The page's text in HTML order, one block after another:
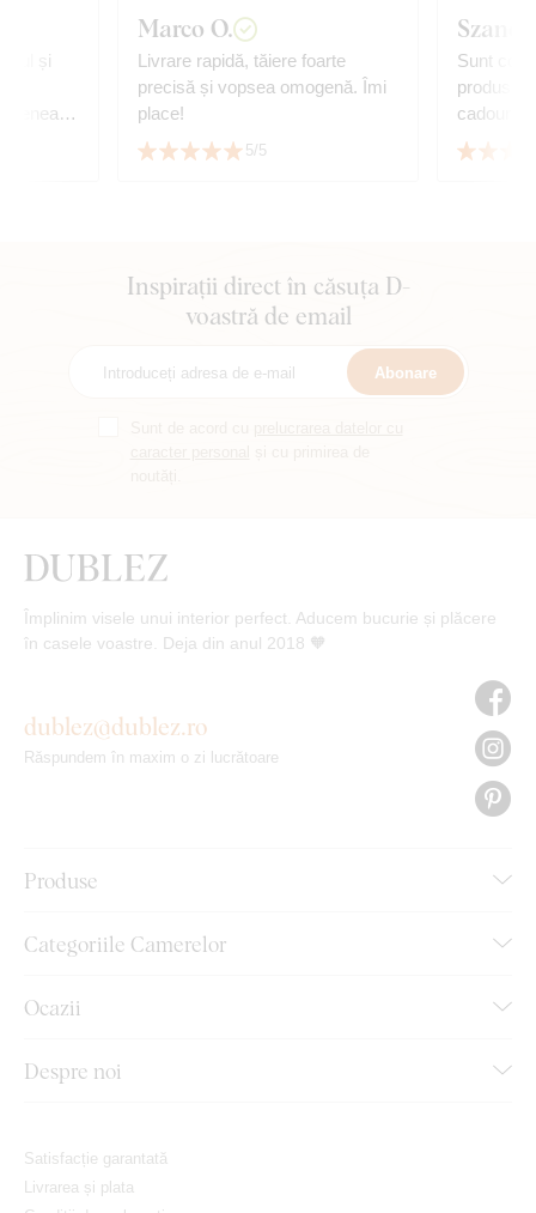
și
Marco O.
Livrare rapidă, tăiere foarte
precisă și vopsea omogenă. Îmi
place!
5/5
Sunt
produs. Îți mulțumesc pentru
Inspirații direct în căsuța D-
voastră de email
Abonare
Împlinim visele unui interior perfect. Aducem bucurie și plăcere
în casele voastre. Deja din anul 2018 🧡
Produse
Categoriile Camerelor
Ocazii
Despre noi
dublez@dublez.ro
Răspundem în maxim o zi lucrătoare
Satisfacție garantată
Livrarea și plata